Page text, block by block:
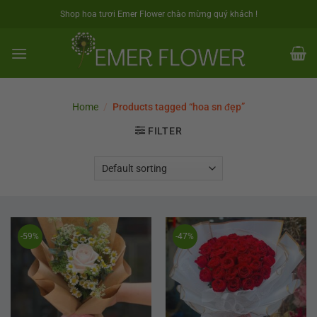
Shop hoa tươi Emer Flower chào mừng quý khách !
Home / Products tagged “hoa sn đẹp”
FILTER
-59% -47%